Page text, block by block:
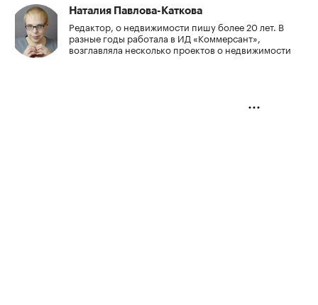
Наталия Павлова-Каткова
Редактор, о недвижимости пишу более 20 лет. В
разные годы работала в ИД «Коммерсант»,
возглавляла несколько проектов о недвижимости